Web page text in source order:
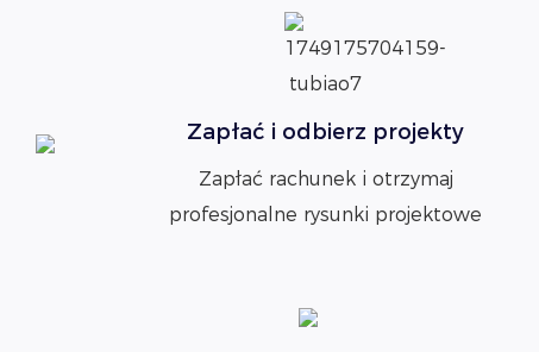
Zapłać i odbierz projekty
Zapłać rachunek i otrzymaj
profesjonalne rysunki projektowe